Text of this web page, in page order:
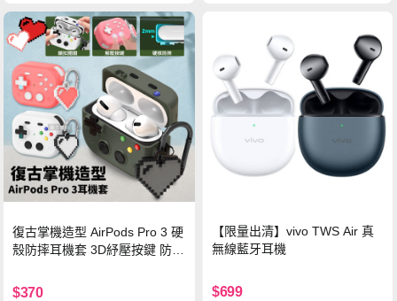
復古掌機造型 AirPods Pro 3 硬
殼防摔耳機套 3D紓壓按鍵 防開
$370
【限量出清】vivo TWS Air 真
無線藍牙耳機
$699